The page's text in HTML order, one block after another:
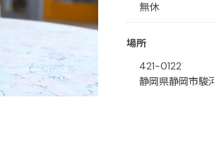
無休
場所
421-0122
静岡県静岡市駿